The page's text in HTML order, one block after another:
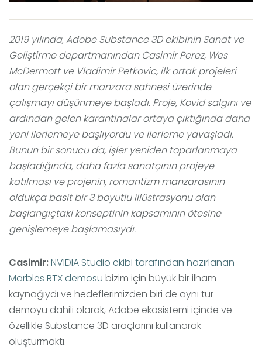
2019 yılında, Adobe Substance 3D ekibinin Sanat ve
Geliştirme departmanından Casimir Perez, Wes
McDermott ve Vladimir Petkovic, ilk ortak projeleri
olan gerçekçi bir manzara sahnesi üzerinde
çalışmayı düşünmeye başladı. Proje, Kovid salgını ve
ardından gelen karantinalar ortaya çıktığında daha
yeni ilerlemeye başlıyordu ve ilerleme yavaşladı.
Bunun bir sonucu da, işler yeniden toparlanmaya
başladığında, daha fazla sanatçının projeye
katılması ve projenin, romantizm manzarasının
oldukça basit bir 3 boyutlu illüstrasyonu olan
başlangıçtaki konseptinin kapsamının ötesine
genişlemeye başlamasıydı.
Casimir:NVIDIA Studio ekibi tarafından hazırlanan
Marbles RTX demosu bizim için büyük bir ilham
kaynağıydı ve hedeflerimizden biri de aynı tür
demoyu dahili olarak, Adobe ekosistemi içinde ve
özellikle Substance 3D araçlarını kullanarak
oluşturmaktı.